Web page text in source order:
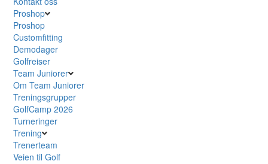
Proshop
Proshop
Customfitting
Demodager
Golfreiser
Team Juniorer
Om Team Juniorer
Treningsgrupper
GolfCamp 2026
Turneringer
Trening
Trenerteam
Veien til Golf